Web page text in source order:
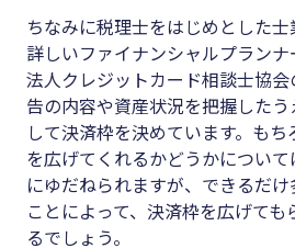
ちなみに税理士をはじめとした
詳しいファイナンシャルプラン
法人クレジットカード相談士協
告の内容や資産状況を把握した
して決済枠を決めています。も
を広げてくれるかどうかについ
にゆだねられますが、できるだ
ことによって、決済枠を広げて
るでしょう。